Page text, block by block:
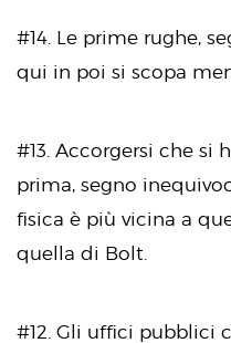
#14. Le prime rughe,
qui in poi si scopa
#13. Accorgersi che si
prima, segno
fisica è più vicina a
quella di Bolt.
#12. Gli uffici pubblici